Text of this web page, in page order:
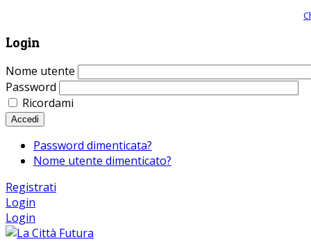
Login
Nome utente
Password
Ricordami
Accedi
Password dimenticata?
Nome utente dimenticato?
Registrati
Login
Login